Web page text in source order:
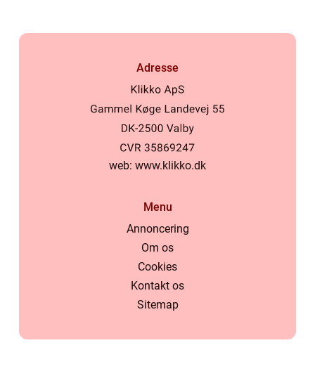
Adresse
web: www.klikko.dk
Menu
Annoncering
Om os
Cookies
Kontakt os
Sitemap